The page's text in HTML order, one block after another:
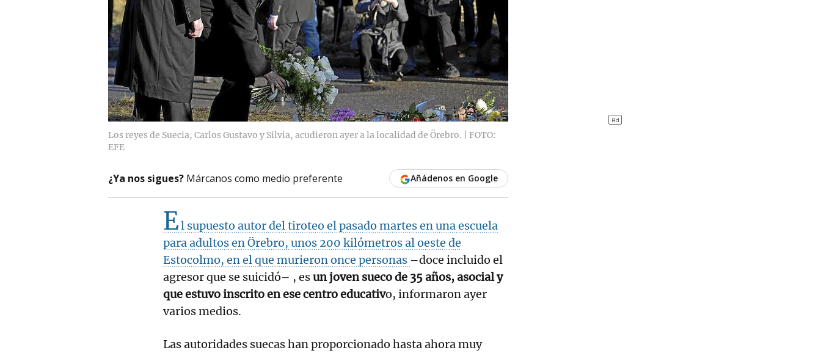
Los reyes de Suecia, Carlos Gustavo y Silvia, acudieron ayer a la localidad de Örebro. | FOTO:
EFE
¿Ya nos sigues? Márcanos como medio preferente Añádenos en Google
El supuesto autor del tiroteo el pasado martes en una escuela
para adultos en Örebro, unos 200 kilómetros al oeste de
Estocolmo, en el que murieron once personas –doce incluido el
agresor que se suicidó– , esun joven sueco de 35 años, asocial y
que estuvo inscrito en ese centro educativo, informaron ayer
varios medios.
Las autoridades suecas han proporcionado hasta ahora muy